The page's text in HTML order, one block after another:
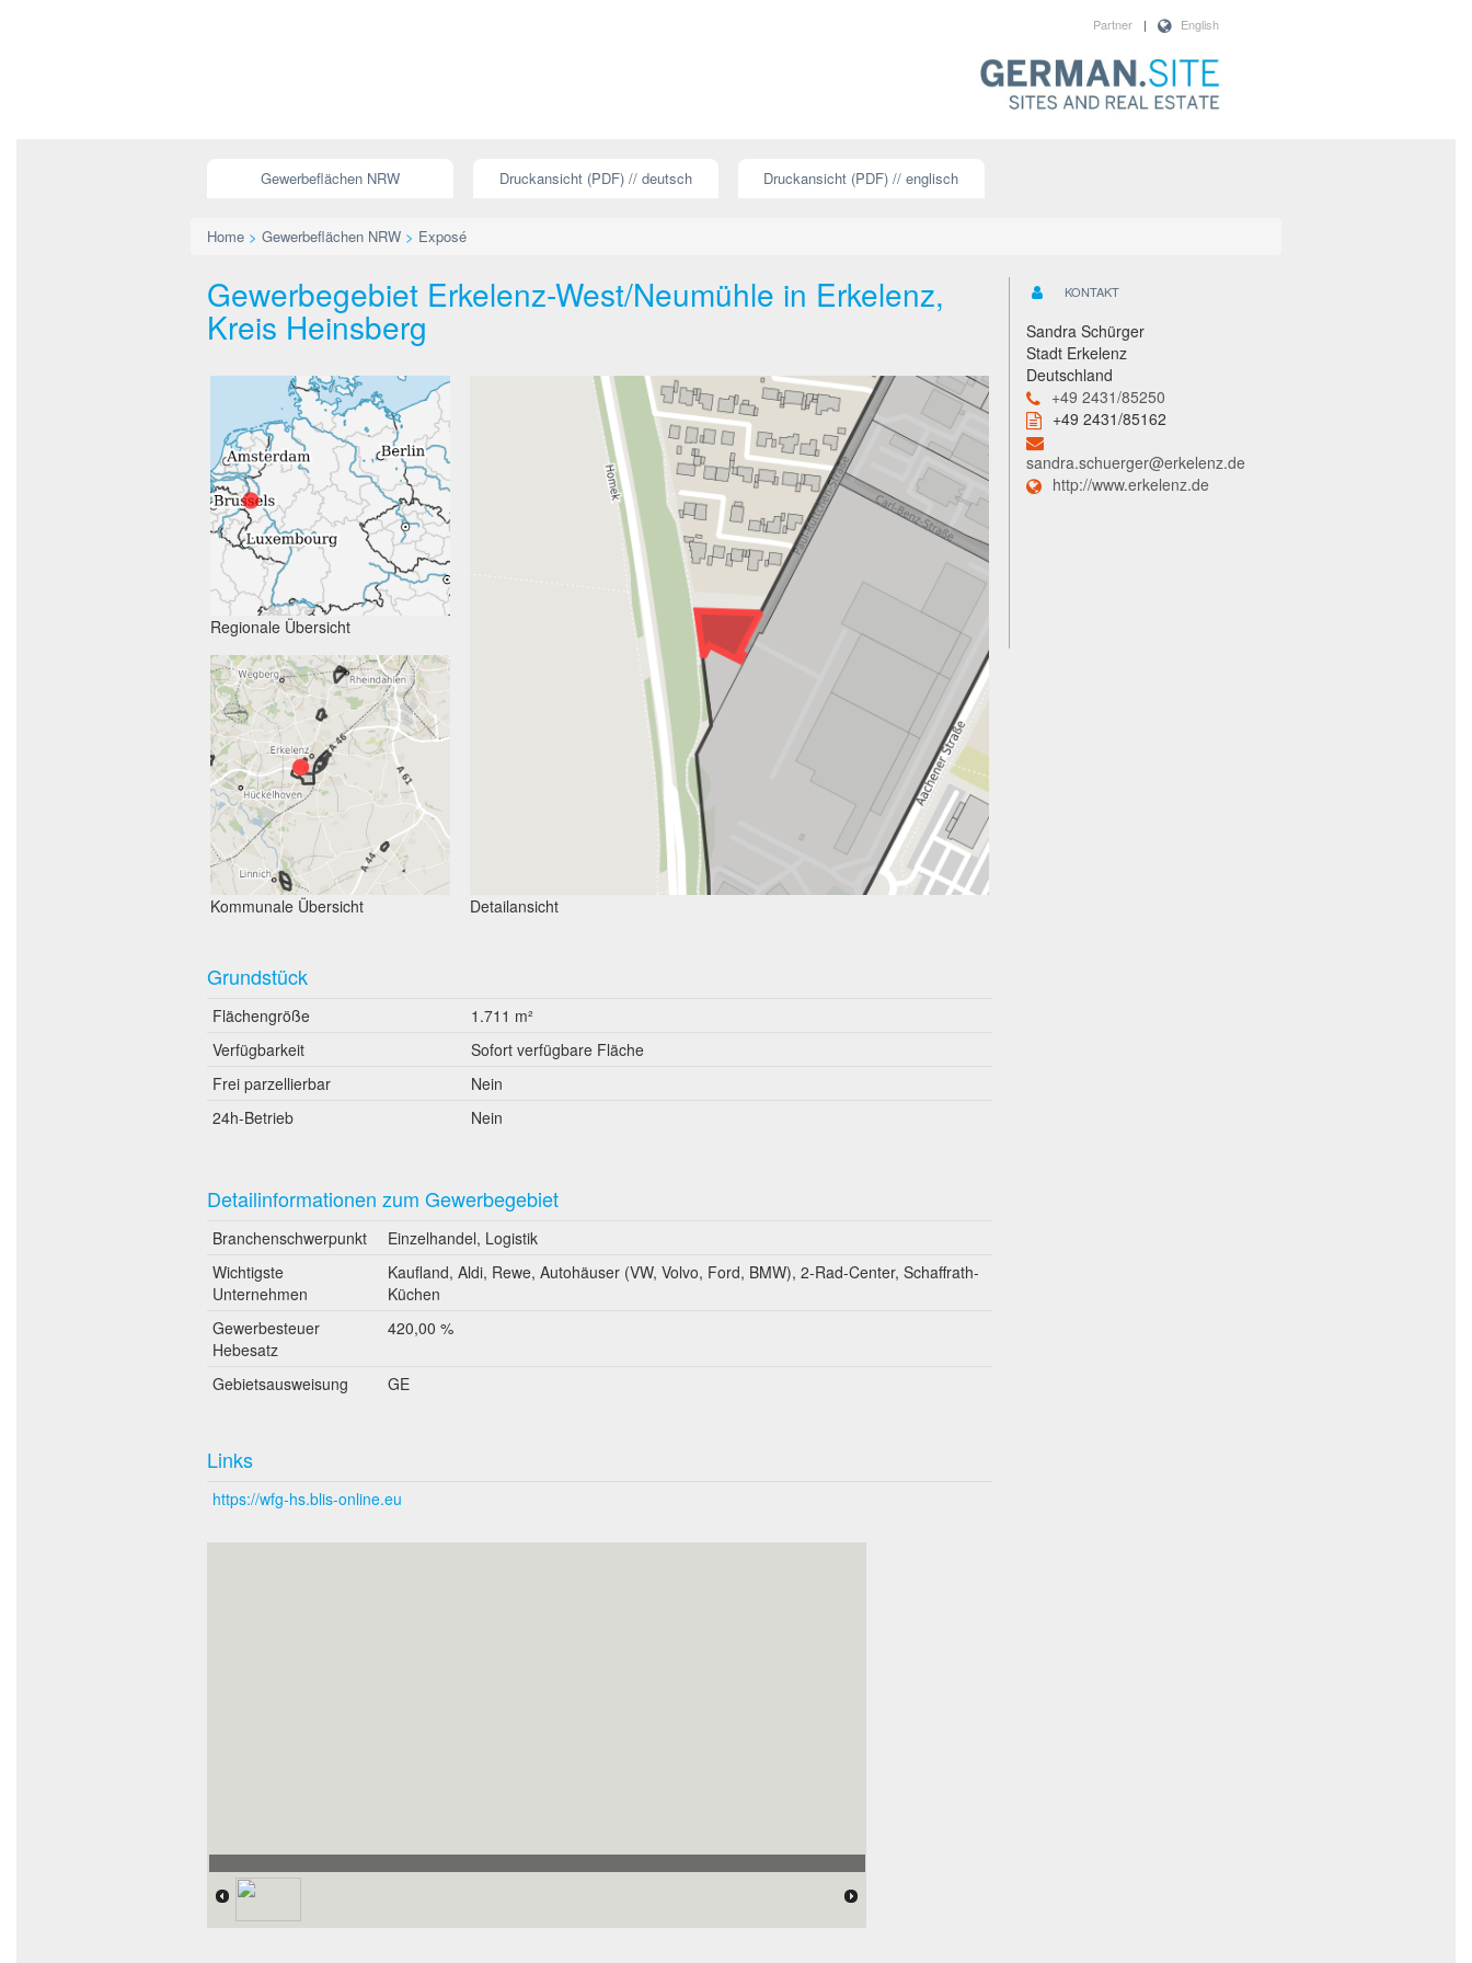
English
|
Partner
Gewerbeflächen NRW Druckansicht (PDF) // deutsch Druckansicht (PDF) // englisch
Home > Gewerbeflächen NRW > Exposé
Gewerbegebiet Erkelenz-West/Neumühle in Erkelenz,
Kreis Heinsberg
Regionale Übersicht
Kommunale Übersicht Detailansicht
Grundstück
Flächengröße
1.711 m²
Verfügbarkeit
Sofort verfügbare Fläche
Frei parzellierbar
Nein
24h-Betrieb
Nein
Detailinformationen zum Gewerbegebiet
Branchenschwerpunkt
Einzelhandel, Logistik
Wichtigste
Unternehmen
Kaufland, Aldi, Rewe, Autohäuser (VW, Volvo, Ford, BMW), 2-Rad-Center, Schaffrath-
Küchen
Gewerbesteuer
Hebesatz
420,00 %
Gebietsausweisung GE
Links
https://wfg-hs.blis-online.eu
KONTAKT
Sandra Schürger
Stadt Erkelenz
Deutschland
+49 2431/85250
+49 2431/85162
sandra.schuerger@erkelenz.de
http://www.erkelenz.de